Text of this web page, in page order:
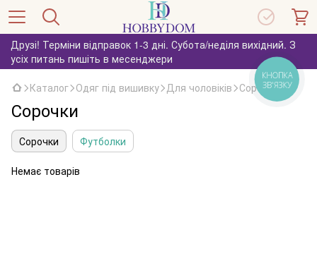
Друзі! Терміни відправок 1-3 дні. Субота/неділя вихідний. З
усіх питань пишіть в месенджери
Каталог Одяг під вишивку Для чоловіків Сорочки
Сорочки
Сорочки Футболки
Немає товарів
КНОПКА
ЗВ'ЯЗКУ